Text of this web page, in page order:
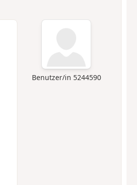
Benutzer/in 5244590